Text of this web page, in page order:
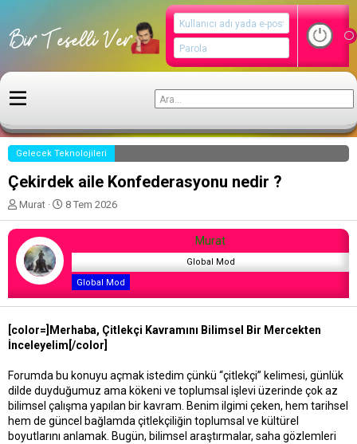
Gelecek Teknolojileri
Çekirdek aile Konfederasyonu nedir ?
K
o
n
u
u
a
l
a
a
n
Murat
B
a
ş
ı
t
a
i
h
i
8 Tem 2026
Murat
Global Mod
Global Mod
[color=]Merhaba, Çitlekçi Kavramını Bilimsel Bir Mercekten
İnceleyelim[/color]
Forumda bu konuyu açmak istedim çünkü “çitlekçi” kelimesi, günlük
dilde duyduğumuz ama kökeni ve toplumsal işlevi üzerinde çok az
bilimsel çalışma yapılan bir kavram. Benim ilgimi çeken, hem tarihsel
hem de güncel bağlamda çitlekçiliğin toplumsal ve kültürel
boyutlarını anlamak. Bugün, bilimsel araştırmalar, saha gözlemleri